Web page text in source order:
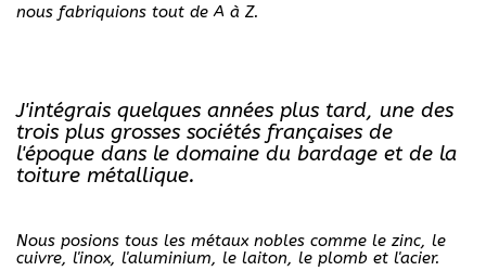
nous fabriquions tout de A à Z.
J'intégrais quelques années plus tard, une des
trois plus grosses sociétés françaises de
l'époque dans le domaine du bardage et de la
toiture métallique.
Nous posions tous les métaux nobles comme le zinc, le
cuivre, l'inox, l'aluminium, le laiton, le plomb et l'acier.